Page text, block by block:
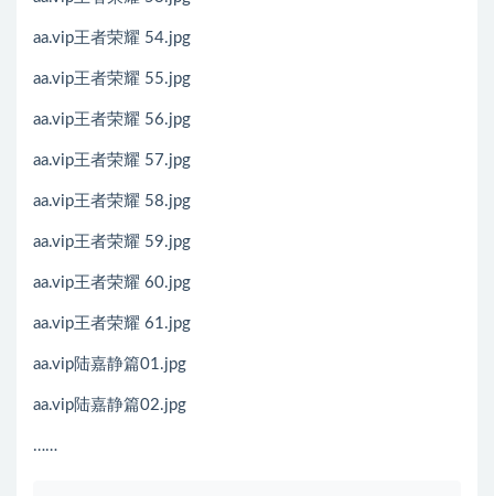
aa.vip王者荣耀 54.jpg
aa.vip王者荣耀 55.jpg
aa.vip王者荣耀 56.jpg
aa.vip王者荣耀 57.jpg
aa.vip王者荣耀 58.jpg
aa.vip王者荣耀 59.jpg
aa.vip王者荣耀 60.jpg
aa.vip王者荣耀 61.jpg
aa.vip陆嘉静篇01.jpg
aa.vip陆嘉静篇02.jpg
……